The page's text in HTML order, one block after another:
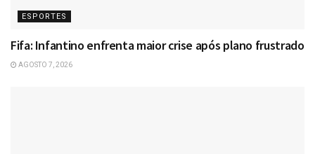
ESPORTES
Fifa: Infantino enfrenta maior crise após plano frustrado
AGOSTO 7, 2026